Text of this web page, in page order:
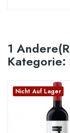
1
Kategorie:
Nicht Auf Lager